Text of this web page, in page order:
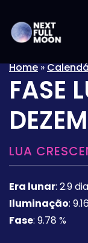
Home»
FASE
LUA
Era lunar: 2.9
Iluminação:
Fase: 9.78 %